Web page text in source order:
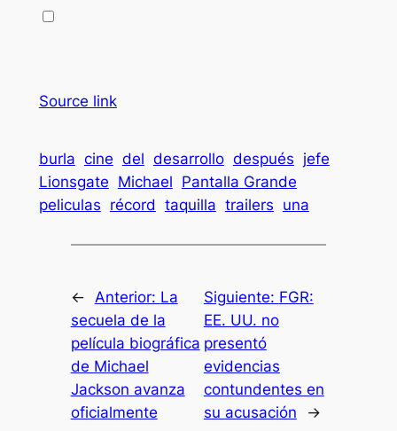
Source link
burla cine del desarrollo después jefe
Lionsgate Michael Pantalla Grande
peliculas récord taquilla trailers una
← Anterior: La
secuela de la
película biográfica
de Michael
Jackson avanza
oficialmente
Siguiente: FGR:
EE. UU. no
presentó
evidencias
contundentes en
su acusación
→